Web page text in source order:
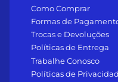
Como Comprar
Formas de
Trocas e Devoluções
Políticas de Entrega
Trabalhe Conosco
Políticas de